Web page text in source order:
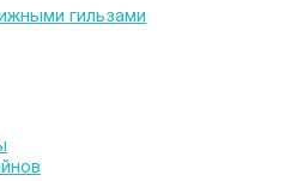
гильзами